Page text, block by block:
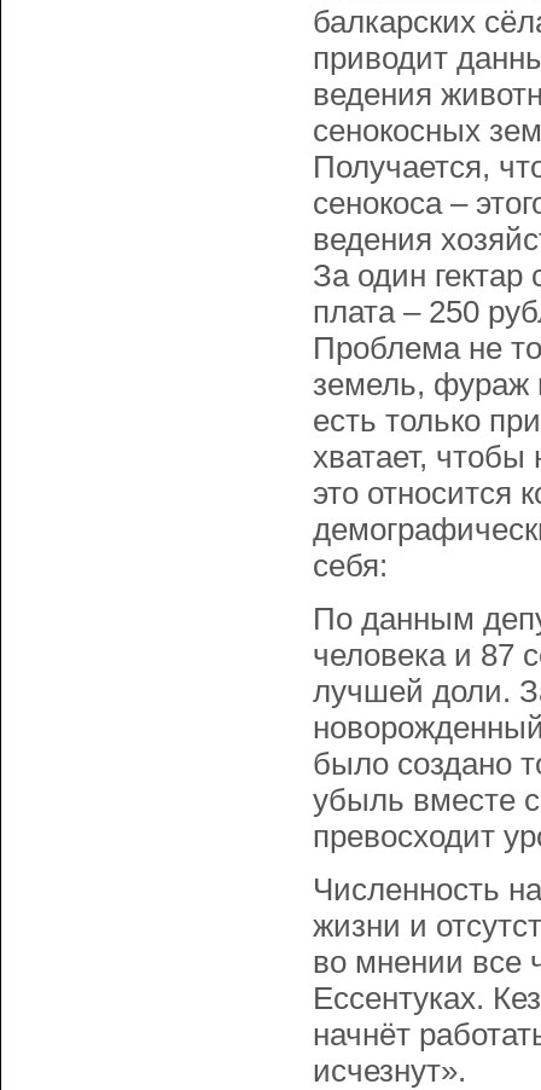
балкарских
приводит
ведения
сенокосных
Получается,
сенокоса –
ведения
За один гектар
плата – 250
Проблема не
земель, фураж
есть только
хватает, чтобы
это относится
себя:
По данным
человека и 87
лучшей доли.
было создано
убыль вместе
превосходит
Численность
жизни и
во мнении все
Ессентуках.
начнёт
исчезнут».